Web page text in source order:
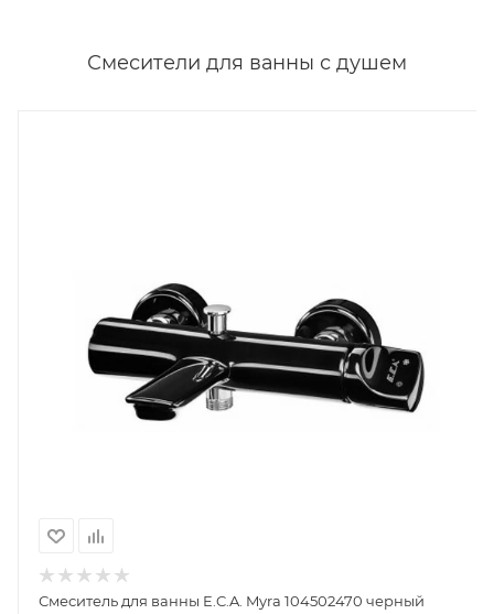
Смесители для ванны с душем
Смеситель для ванны E.C.A. Myra 104502470 черный